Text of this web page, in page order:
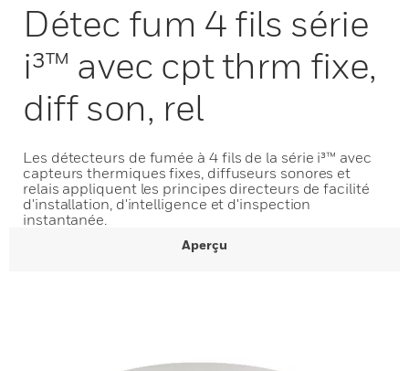
Détec fum 4 fils série
i³™ avec cpt thrm fixe,
diff son, rel
Les détecteurs de fumée à 4 fils de la série i³™ avec
capteurs thermiques fixes, diffuseurs sonores et
relais appliquent les principes directeurs de facilité
d'installation, d'intelligence et d'inspection
instantanée.
Aperçu